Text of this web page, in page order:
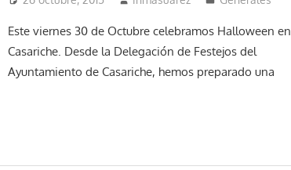
Este viernes 30 de Octubre celebramos Halloween en
Casariche. Desde la Delegación de Festejos del
Ayuntamiento de Casariche, hemos preparado una